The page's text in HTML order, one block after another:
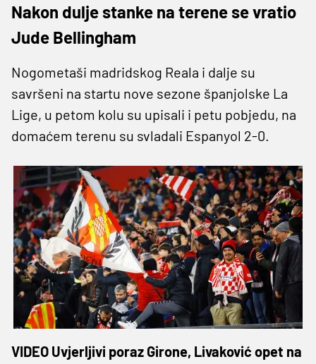
Nakon dulje stanke na terene se vratio
Jude Bellingham
Nogometaši madridskog Reala i dalje su
savršeni na startu nove sezone španjolske La
Lige, u petom kolu su upisali i petu pobjedu, na
domaćem terenu su svladali Espanyol 2-0.
VIDEO Uvjerljivi poraz Girone, Livaković opet na